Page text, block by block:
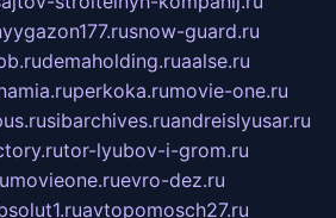
snow-guard.ru
demaholding.ruaalse.ru
perkoka.rumovie-one.ru
sibarchives.ruandreislyusar.ru
tor-lyubov-i-grom.ru
movieone.ruevro-dez.ru
avtopomosch27.ru